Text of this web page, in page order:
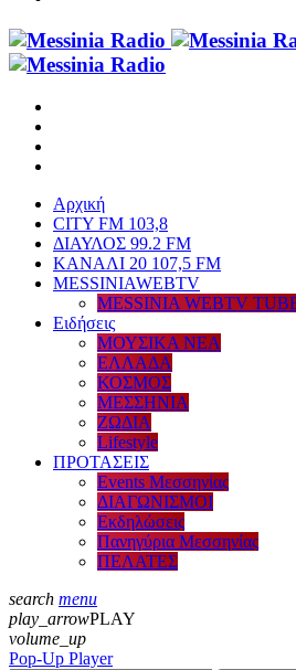
Αρχική
CITY FM 103,8
ΔΙΑΥΛΟΣ 99.2 FM
ΚΑΝΑΛΙ 20 107,5 FM
MESSINIAWEBTV
MESSINIA WEBTV
Eιδήσεις
ΜΟΥΣΙΚΑ ΝΕΑ
ΕΛΛΑΔΑ
ΚΟΣΜΟΣ
ΜΕΣΣΗΝΙΑ
ΖΩΔΙΑ
Lifestyle
ΠΡΟΤΑΣΕΙΣ
Events Μεσσηνίας
ΔΙΑΓΩΝΙΣΜΟΙ
Εκδηλώσεις
Πανηγύρια Μεσσηνίας
ΠΕΛΑΤΕΣ
search menu
play_arrowPLAY
volume_up
Pop-Up Player